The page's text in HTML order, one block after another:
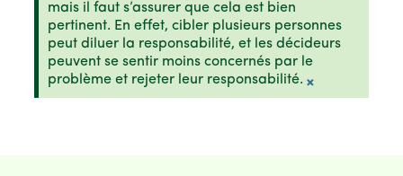
mais il faut s’assurer que cela est bien
pertinent. En effet, cibler plusieurs personnes
peut diluer la responsabilité, et les décideurs
peuvent se sentir moins concernés par le
problème et rejeter leur responsabilité. ×